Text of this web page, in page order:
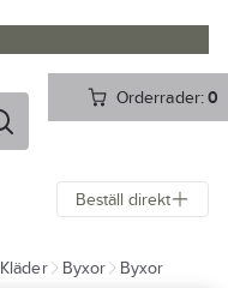
Orderrader:0
Beställ direkt
Kläder Byxor Byxor